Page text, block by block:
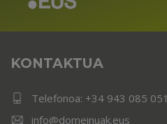
KONTAKTUA
Telefonoa: +34 943 085 051
info@domeinuak.eus